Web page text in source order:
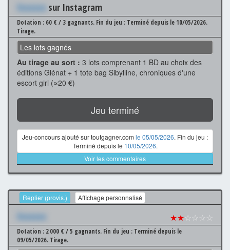
Xxxxxxx sur Instagram
Dotation : 60 € / 3 gagnants. Fin du jeu : Terminé depuis le 10/05/2026.
Tirage.
Les lots gagnés
Au tirage au sort : 3 lots comprenant 1 BD au choix des
éditions Glénat + 1 tote bag Sibylline, chroniques d'une
escort girl (≈20 €)
Jeu terminé
Jeu-concours ajouté sur toutgagner.com le 05/05/2026. Fin du jeu :
Terminé depuis le 10/05/2026.
Voir les commentaires
Replier (provis.) Affichage personnalisé
Xxxxxxx ★★☆☆☆☆
Dotation : 2 000 € / 5 gagnants. Fin du jeu : Terminé depuis le
09/05/2026. Tirage.